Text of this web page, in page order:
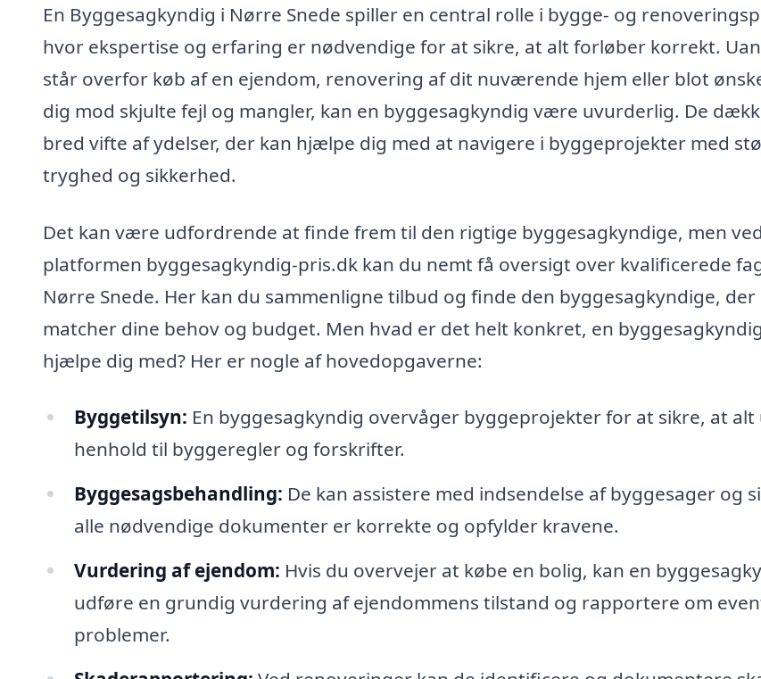
En Byggesagkyndig i Nørre Snede spiller en central rolle i bygge- og
hvor ekspertise og erfaring er nødvendige for at sikre, at alt forløber korrekt.
står overfor køb af en ejendom, renovering af dit nuværende hjem eller blot
dig mod skjulte fejl og mangler, kan en byggesagkyndig være uvurderlig. De
bred vifte af ydelser, der kan hjælpe dig med at navigere i byggeprojekter med
tryghed og sikkerhed.
Det kan være udfordrende at finde frem til den rigtige byggesagkyndige, men
platformen byggesagkyndig-pris.dk kan du nemt få oversigt over kvalificerede
Nørre Snede. Her kan du sammenligne tilbud og finde den byggesagkyndige, der
matcher dine behov og budget. Men hvad er det helt konkret, en
hjælpe dig med? Her er nogle af hovedopgaverne:
Byggetilsyn: En byggesagkyndig overvåger byggeprojekter for at sikre, at alt
henhold til byggeregler og forskrifter.
Byggesagsbehandling: De kan assistere med indsendelse af byggesager og
alle nødvendige dokumenter er korrekte og opfylder kravene.
Vurdering af ejendom: Hvis du overvejer at købe en bolig, kan en
udføre en grundig vurdering af ejendommens tilstand og rapportere om
problemer.